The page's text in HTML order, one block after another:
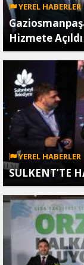
YEREL HABERLER
Hizmete Açıldı
YEREL HABERLER
SULKENT’TE